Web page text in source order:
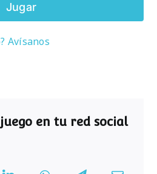
Jugar
Avísanos
en tu red social